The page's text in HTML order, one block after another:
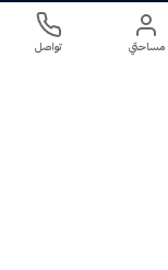
مساحتي تواصل